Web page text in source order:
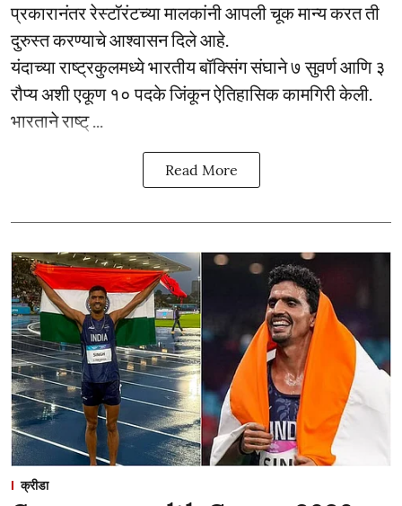
प्रकारानंतर रेस्टॉरंटच्या मालकांनी आपली चूक मान्य करत ती
दुरुस्त करण्याचे आश्वासन दिले आहे.
यंदाच्या राष्ट्रकुलमध्ये भारतीय बॉक्सिंग संघाने ७ सुवर्ण आणि ३
रौप्य अशी एकूण १० पदके जिंकून ऐतिहासिक कामगिरी केली.
भारताने राष्ट् ...
Read More
क्रीडा